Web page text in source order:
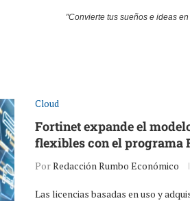
"Convierte tus sueños e ideas
Cloud
Fortinet expande el
flexibles con el programa
PorRedacción Rumbo Económico
Las licencias basadas en uso y